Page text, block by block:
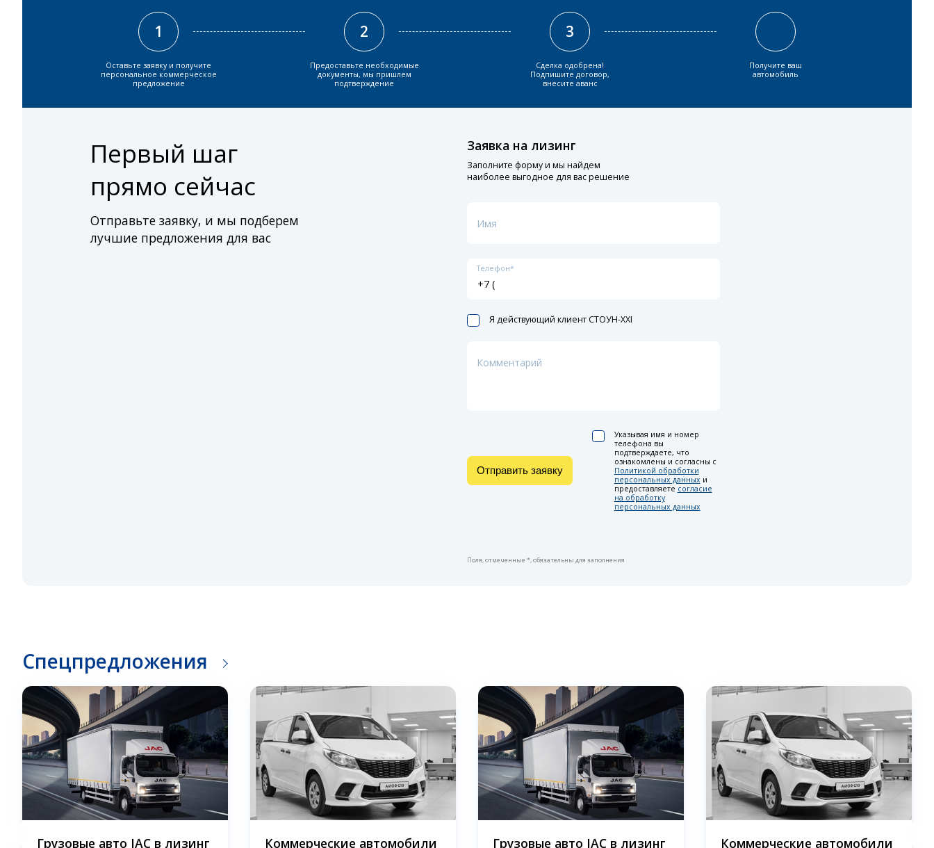
1
Оставьте заявку и получите
персональное коммерческое
предложение
2
Предоставьте необходимые
документы, мы пришлем
подтверждение
3
Сделка одобрена!
Подпишите договор,
внесите аванс
Получите ваш
автомобиль
Первый шаг
прямо сейчас
Отправьте заявку, и мы подберем
лучшие предложения для вас
Заявка на лизинг
Заполните форму и мы найдем
наиболее выгодное для вас решение
Имя
Телефон*
Я действующий клиент СТОУН-XXI
Комментарий
Отправить заявку
Указывая имя и номер
телефона вы
подтверждаете, что
ознакомлены и согласны с
Политикой обработки
персональных данных и
предоставляете согласие
на обработку
персональных данных
Поля, отмеченные *, обязательны для заполнения
Спецпредложения
Грузовые авто JAC в лизинг Коммерческие автомобили Грузовые авто JAC в лизинг Коммерческие автомобили